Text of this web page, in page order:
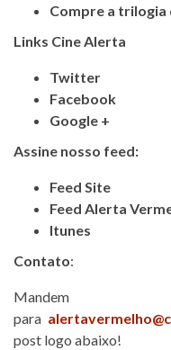
Compre a
Links Cine Alerta
Twitter
Facebook
Google +
Assine nosso feed:
Feed Site
Feed Alerta
Itunes
Contato:
Mandem
para
post logo abaixo!